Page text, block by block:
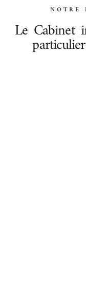
NOTRE
Le Cabinet